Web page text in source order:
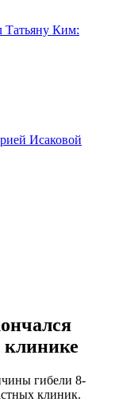
Татьяну Ким:
Исаковой
клинике
гибели 8-
клиник.